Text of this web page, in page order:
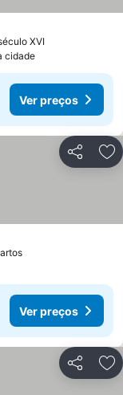
XVIVer preços
cidade
Ver preços
Partilhar
Ver preços
Ver preços
Partilhar